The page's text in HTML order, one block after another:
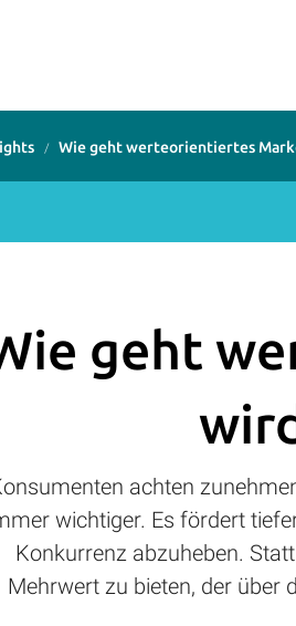
Wie geht werteorientiertes
geht
achten
wichtiger. Es fördert
Konkurrenz abzuheben.
Mehrwert zu bieten, der über